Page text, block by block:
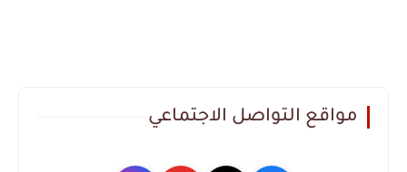
مواقع التواصل الاجتماعي